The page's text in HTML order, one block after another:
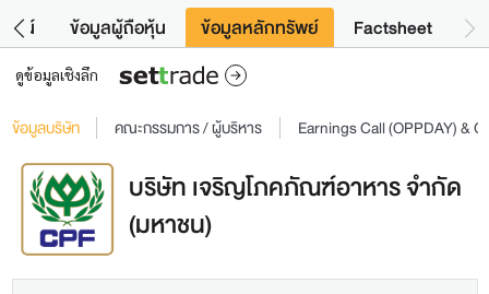
ยชน์ ข้อมูลผู้ถือหุ้น ข้อมูลหลักทรัพย์ Factsheet
ดูข้อมูลเชิงลึก
ข้อมูลบริษัท คณะกรรมการ / ผู้บริหาร Earnings Call (OPPDAY) &
บริษัท เจริญโภคภัณฑ์อาหาร จำกัด
(มหาชน)